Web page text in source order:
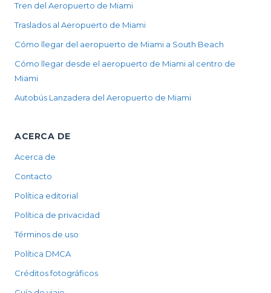
Tren del Aeropuerto de Miami
Traslados al Aeropuerto de Miami
Cómo llegar del aeropuerto de Miami a South Beach
Cómo llegar desde el aeropuerto de Miami al centro de
Miami
Autobús Lanzadera del Aeropuerto de Miami
ACERCA DE
Acerca de
Contacto
Política editorial
Política de privacidad
Términos de uso
Política DMCA
Créditos fotográficos